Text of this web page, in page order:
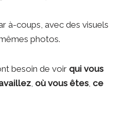
à-coups, avec des visuels
photos.
besoin de voir qui vous
, où vous êtes, ce